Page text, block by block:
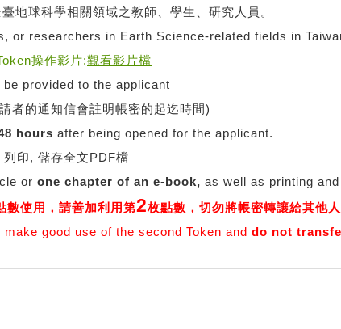
地球科學相關領域之教師、學生、研究人員。
or researchers in Earth Science-related fields in
操作影片:觀看影片檔
provided to the applicant
者的通知信會註明帳密的起迄時間)
hours after being opened for the applicant.
印, 儲存全文PDF檔
or one chapter of an e-book, as well as printing
數使用，請善加利用第2枚點數，切勿將帳密轉讓給其他
make good use of the second Token and do not